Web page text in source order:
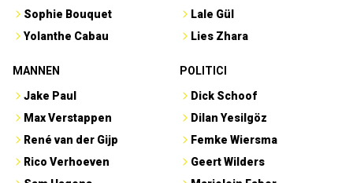
Sophie Bouquet
Yolanthe Cabau
Lale Gül
Lies Zhara
MANNEN
Jake Paul
Max Verstappen
René van der Gijp
Rico Verhoeven
POLITICI
Dick Schoof
Dilan Yesilgöz
Femke Wiersma
Geert Wilders